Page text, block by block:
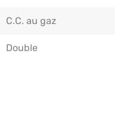
C.C. au gaz
Double